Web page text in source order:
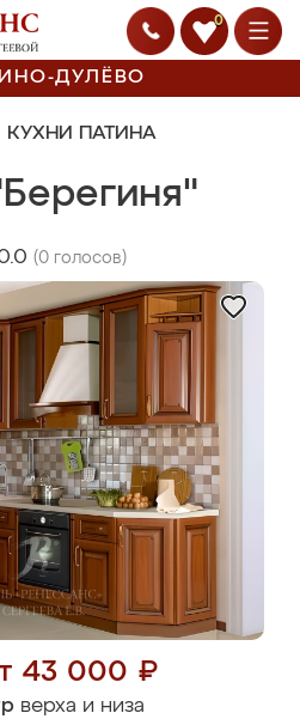
0
ДУЛЁВО
КУХНИ ПАТИНА
(0 голосов)
43 000 ₽
верха и низа